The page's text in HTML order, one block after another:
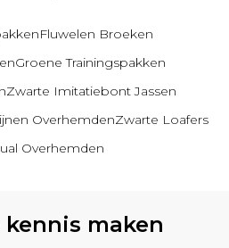
Fluwelen Broeken
Groene Trainingspakken
Zwarte Imitatiebont Jassen
OverhemdenZwarte Loafers
Overhemden
maken